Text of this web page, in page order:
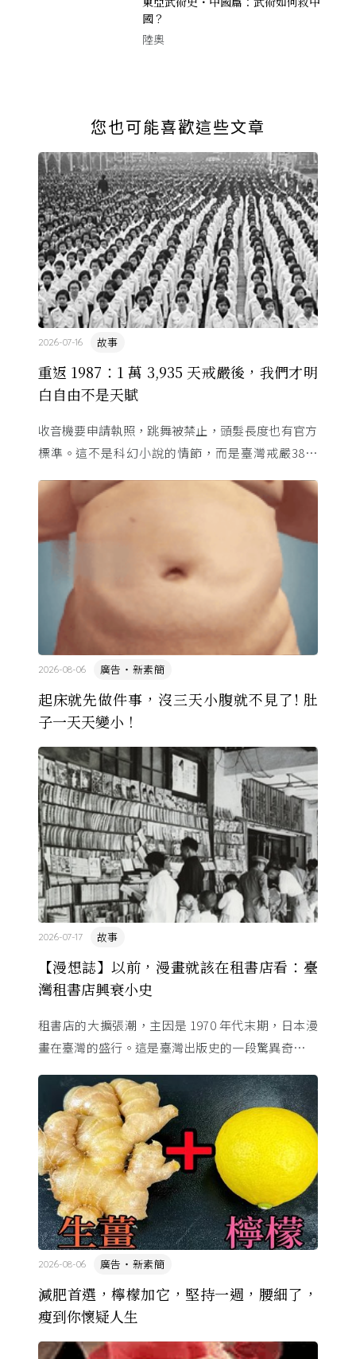
國？
陸奧
您也可能喜歡這些文章
重返 1987：1 萬 3,935 天戒嚴後，我們才明
白自由不是天賦
故事
2026-07-16
收音機要申請執照，跳舞被禁止，頭髮長度也有官方
標準。這不是科幻小說的情節，而是臺灣戒嚴38年
嚴令，這段歷 ...
起床就先做件事，沒三天小腹就不見了! 肚
子一天天變小！
廣告・新素簡
2026-08-06
【漫想誌】以前，漫畫就該在租書店看：臺
灣租書店興衰小史
故事
2026-07-17
租書店的大擴張潮，主因是 1970 年代末期，日本漫
畫在臺灣的盛行。這是臺灣出版史的一段驚異奇航。
的協定保護 ...
減肥首選，檸檬加它，堅持一週，腰細了，
瘦到你懷疑人生
廣告・新素簡
2026-08-06